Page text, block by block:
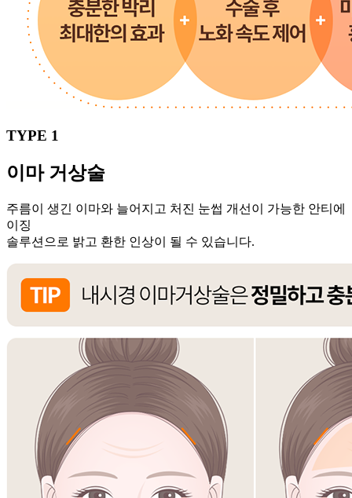
TYPE 1
이마거상술
주름이 생긴 이마와 늘어지고 처진 눈썹 개선이 가능한 안티에
이징
솔루션으로 밝고 환한 인상이 될 수 있습니다.